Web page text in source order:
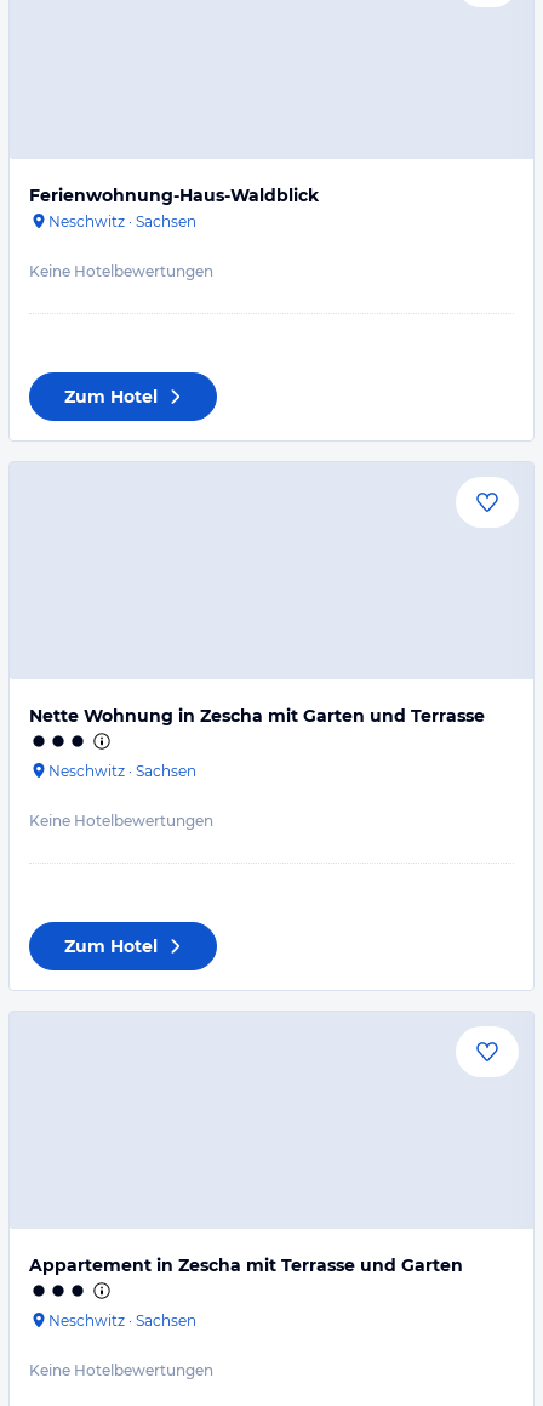
Ferienwohnung-Haus-Waldblick
Neschwitz · Sachsen
Keine Hotelbewertungen
Zum Hotel
Nette Wohnung in Zescha mit Garten und Terrasse
Neschwitz · Sachsen
Keine Hotelbewertungen
Zum Hotel
Appartement in Zescha mit Terrasse und Garten
Neschwitz · Sachsen
Keine Hotelbewertungen